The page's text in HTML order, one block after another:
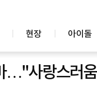
현장 아이돌
…"사랑스러